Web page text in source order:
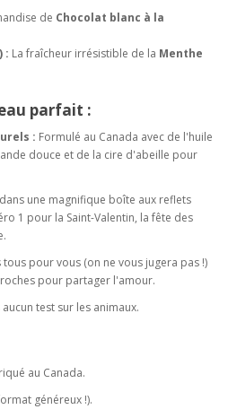
de Chocolat blanc à la
: La fraîcheur irrésistible de la Menthe
parfait :
: Formulé au Canada avec de l'huile
douce et de la cire d'abeille pour
une magnifique boîte aux reflets
1 pour la Saint-Valentin, la fête des
tous pour vous (on ne vous jugera pas !)
pour partager l'amour.
test sur les animaux.
au Canada.
généreux !).